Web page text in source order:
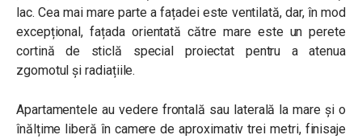
lac. Cea mai mare parte a fațadei este ventilată, dar, în mod
excepțional, fațada orientată către mare este un perete
cortină de sticlă special proiectat pentru a atenua
zgomotul și radiațiile.
Apartamentele au vedere frontală sau laterală la mare și o
înălțime liberă în camere de aproximativ trei metri, finisaje